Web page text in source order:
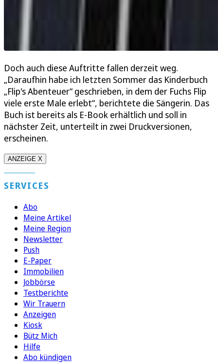
Doch auch diese Auftritte fallen derzeit weg.
„Daraufhin habe ich letzten Sommer das Kinderbuch
„Flip's Abenteuer“ geschrieben, in dem der Fuchs Flip
viele erste Male erlebt“, berichtete die Sängerin. Das
Buch ist bereits als E-Book erhältlich und soll in
nächster Zeit, unterteilt in zwei Druckversionen,
erscheinen.
ANZEIGE X
SERVICES
Abo
Meine Artikel
Meine Region
Newsletter
Push
E-Paper
Immobilien
Jobbörse
Testberichte
Wir Trauern
Anzeigen
Kiosk
Bütz Mich
Hilfe
Abo kündigen